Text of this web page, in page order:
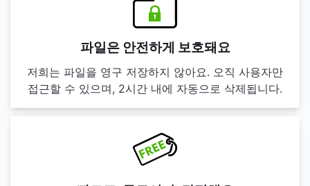
파일은 안전하게 보호돼요
저희는 파일을 영구 저장하지 않아요. 오직 사용자만
접근할 수 있으며, 2시간 내에 자동으로 삭제됩니다.